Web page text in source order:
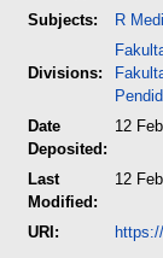
Subjects:
R
Divisions:
Date
Deposited:
12
Last
Modified:
12
URI: